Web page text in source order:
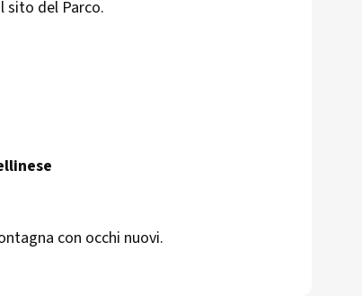
sito del Parco.
con occhi nuovi.